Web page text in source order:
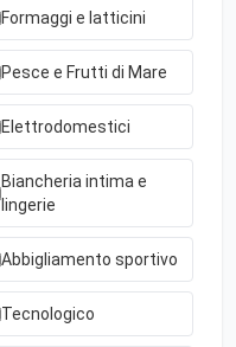
Formaggi e latticini
Pesce e Frutti di Mare
Elettrodomestici
Biancheria intima e
lingerie
Abbigliamento sportivo
Tecnologico